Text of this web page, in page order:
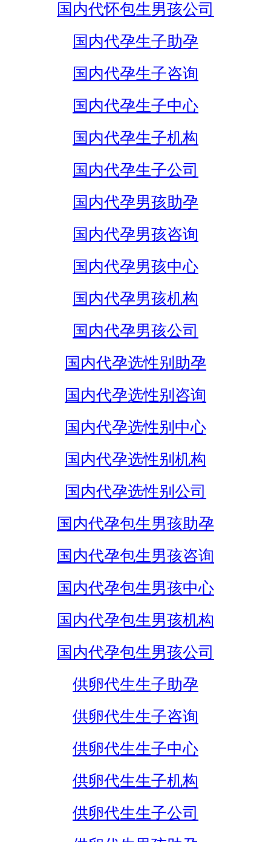
国内代怀包生男孩公司
国内代孕生子助孕
国内代孕生子咨询
国内代孕生子中心
国内代孕生子机构
国内代孕生子公司
国内代孕男孩助孕
国内代孕男孩咨询
国内代孕男孩中心
国内代孕男孩机构
国内代孕男孩公司
国内代孕选性别助孕
国内代孕选性别咨询
国内代孕选性别中心
国内代孕选性别机构
国内代孕选性别公司
国内代孕包生男孩助孕
国内代孕包生男孩咨询
国内代孕包生男孩中心
国内代孕包生男孩机构
国内代孕包生男孩公司
供卵代生生子助孕
供卵代生生子咨询
供卵代生生子中心
供卵代生生子机构
供卵代生生子公司